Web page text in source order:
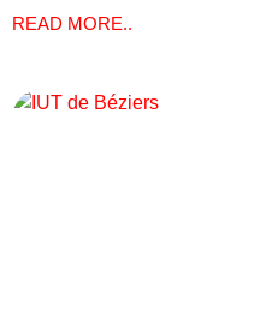
READ MORE..